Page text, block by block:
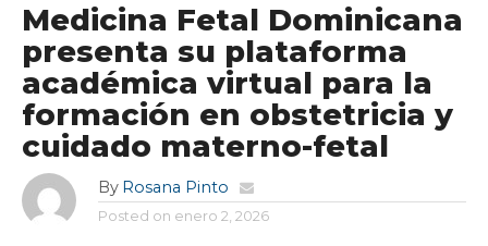
Medicina Fetal Dominicana
presenta su plataforma
académica virtual para la
formación en obstetricia y
cuidado materno-fetal
By Rosana Pinto
Posted on enero 2, 2026